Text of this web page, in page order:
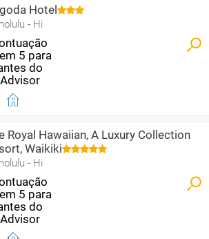
Hotel
- Hi
Royal Hawaiian, A Luxury Collection
Waikiki
- Hi